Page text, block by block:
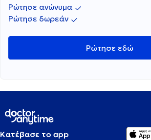
Ρώτησε ανώνυμα
Ρώτησε δωρεάν
Ρώτησε εδώ
Κατέβασε το app